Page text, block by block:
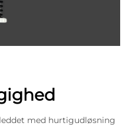
med hurtigudløsning